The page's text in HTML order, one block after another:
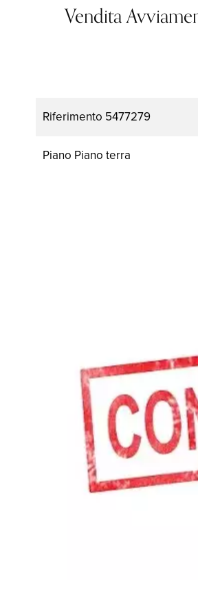
Vendita
Riferimento 5477279
Piano Piano terra